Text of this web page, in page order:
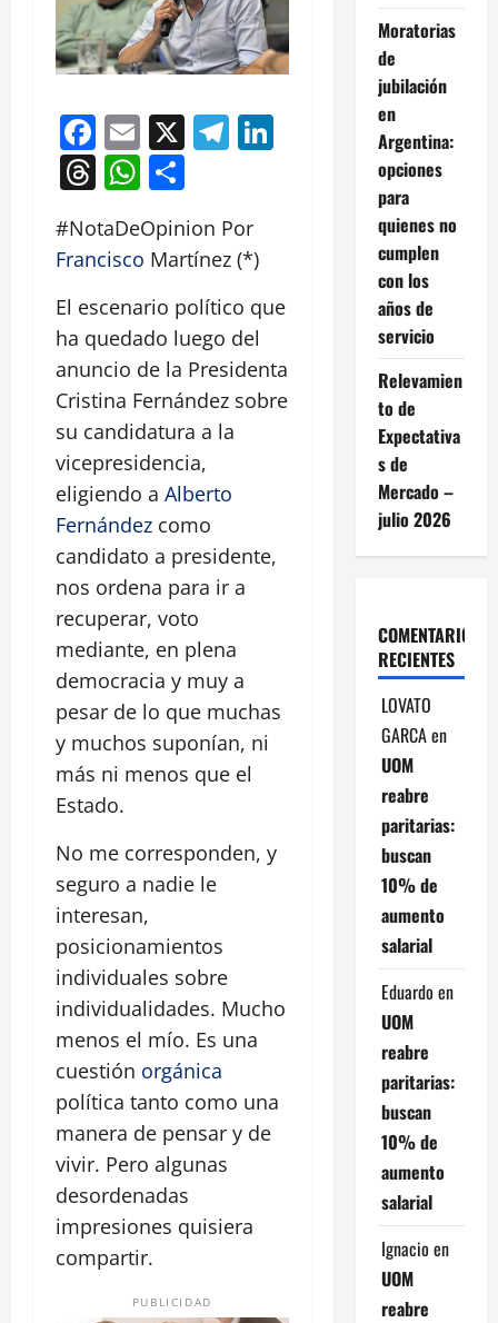
Facebook
Email
X Telegram
LinkedIn
Threads
WhatsApp
#NotaDeOpinion Por
Francisco Martínez (*)
El escenario político que
ha quedado luego del
anuncio de la Presidenta
Cristina Fernández sobre
su candidatura a la
vicepresidencia,
eligiendo a Alberto
Fernández como
candidato a presidente,
nos ordena para ir a
recuperar, voto
mediante, en plena
democracia y muy a
pesar de lo que muchas
y muchos suponían, ni
más ni menos que el
Estado.
No me corresponden, y
seguro a nadie le
interesan,
posicionamientos
individuales sobre
individualidades. Mucho
menos el mío. Es una
cuestión orgánica
política tanto como una
manera de pensar y de
vivir. Pero algunas
desordenadas
impresiones quisiera
compartir.
PUBLICIDAD
Moratorias
de
jubilación
en
Argentina:
opciones
para
quienes no
cumplen
con los
años de
servicio
Relevamien
to de
Expectativa
s de
Mercado –
julio 2026
COMENTARIOS
RECIENTES
LOVATO
GARCAen
UOM
reabre
paritarias:
buscan
10% de
aumento
salarial
Eduardo en
UOM
reabre
paritarias:
buscan
10% de
aumento
salarial
Ignacio en
UOM
reabre